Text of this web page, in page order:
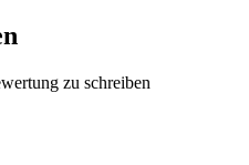
zu schreiben